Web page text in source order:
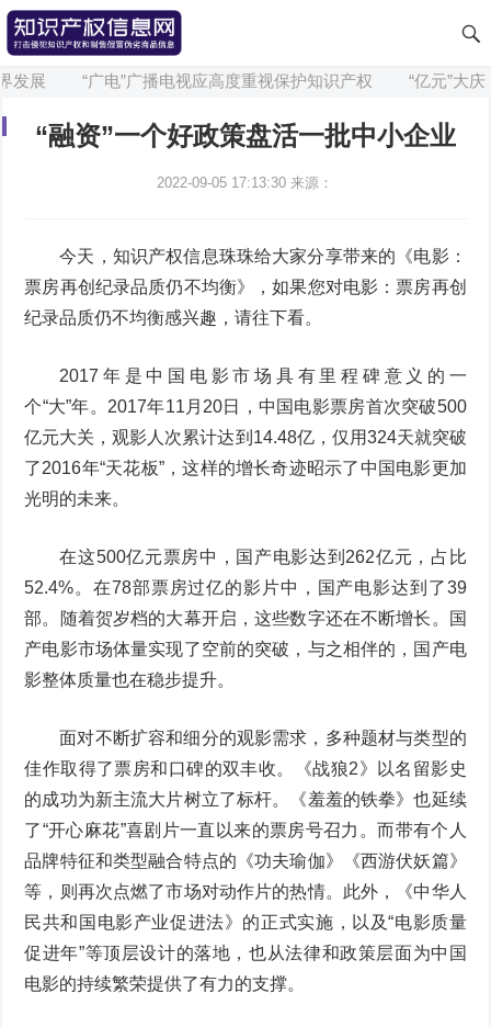
“广电”广播电视应高度重视保护知识产权 “亿元”大庆：
“融资”一个好政策盘活一批中小企业
2022-09-05 17:13:30 来源：
今天，知识产权信息珠珠给大家分享带来的《电影：
票房再创纪录品质仍不均衡》，如果您对电影：票房再创
纪录品质仍不均衡感兴趣，请往下看。
2017年是中国电影市场具有里程碑意义的一
个“大”年。2017年11月20日，中国电影票房首次突破500
亿元大关，观影人次累计达到14.48亿，仅用324天就突破
了2016年“天花板”，这样的增长奇迹昭示了中国电影更加
光明的未来。
在这500亿元票房中，国产电影达到262亿元，占比
52.4%。在78部票房过亿的影片中，国产电影达到了39
部。随着贺岁档的大幕开启，这些数字还在不断增长。国
产电影市场体量实现了空前的突破，与之相伴的，国产电
影整体质量也在稳步提升。
面对不断扩容和细分的观影需求，多种题材与类型的
佳作取得了票房和口碑的双丰收。《战狼2》以名留影史
的成功为新主流大片树立了标杆。《羞羞的铁拳》也延续
了“开心麻花”喜剧片一直以来的票房号召力。而带有个人
品牌特征和类型融合特点的《功夫瑜伽》《西游伏妖篇》
等，则再次点燃了市场对动作片的热情。此外，《中华人
民共和国电影产业促进法》的正式实施，以及“电影质量
促进年”等顶层设计的落地，也从法律和政策层面为中国
电影的持续繁荣提供了有力的支撑。